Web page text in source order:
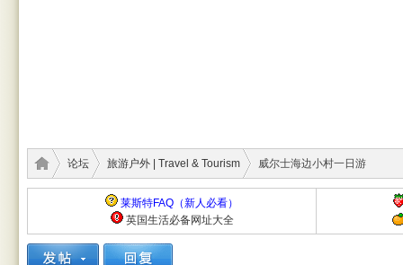
论坛 旅游户外 | Travel & Tourism 威尔士海边小村一日游
莱斯特FAQ（新人必看）
英国生活必备网址大全